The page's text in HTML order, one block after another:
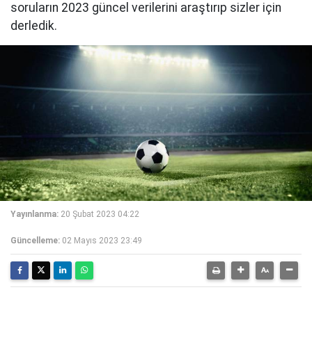
soruların 2023 güncel verilerini araştırıp sizler için
derledik.
Yayınlanma: 20 Şubat 2023 04:22
Güncelleme: 02 Mayıs 2023 23:49